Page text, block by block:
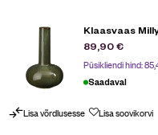
Klaasvaas
89,90€
Püsikliendi hind:
Saadaval
Lisa võrdlusesse Lisa soovikorvi